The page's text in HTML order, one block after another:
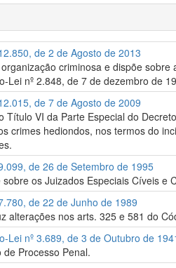
de 2 de Agosto de 2013
criminosa e dispõe
Lei nº 2.848, de 7 de dezembro de
de 7 de Agosto de 2009
Título VI da Parte Especial do
crimes hediondos, nos termos do
de 26 de Setembro de 1995
sobre os Juizados Especiais Cíveis e
de 22 de Junho de 1989
alterações nos arts. 325 e 581 do
Lei nº 3.689, de 3 de Outubro de
de Processo Penal.